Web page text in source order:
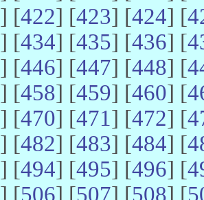
] [422] [423] [424] [
] [434] [435] [436] [
] [446] [447] [448] [
] [458] [459] [460] [
] [470] [471] [472] [
] [482] [483] [484] [
] [494] [495] [496] [
] [506] [507] [508] [